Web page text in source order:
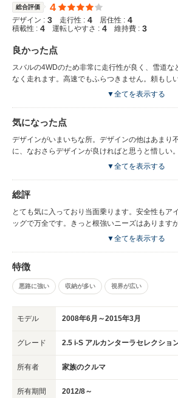
総合評価 4
デザイン : 3 走行性 : 4 居住性 : 4
積載性 : 4 運転しやすさ : 4 維持費 : 3
良かった点
スバルの4WDのため非常に走行性が良く、雪道な
なく走れます。高速でもふらつきません。頼もし
て、電動シートやアイサイトなど装備も充実して
ノに変えたら乗り心地やハンドリングが改善しま
は違うものを求めている人にはいいのかなと思い
変えようかと考えたこともありますが、中身は変
で出たらと思います。スバルがエクシーガをモデ
一番ですが。
▼全てを表示する
気になった点
デザインがいまいちな所。デザインの他はあまり
に、なおさらデザインが良ければと思うと惜しい
▼全てを表示する
総評
とても気に入っており当面乗ります。安全性もア
ッグで万全です。きっと根強いニーズはあります
▼全てを表示する
特徴
悪路に強い 収納が多い 視界が広い
モデル 2008年6月～2015年3月
グレード 2.5 i-S アルカンターラセレクショ
所有者 家族のクルマ
所有期間 2012/8～